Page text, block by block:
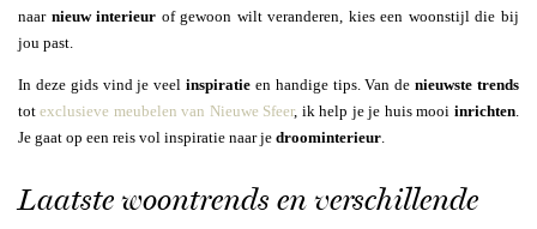
naar nieuw interieur of gewoon wilt veranderen, kies een woonstijl die bij
jou past.
In deze gids vind je veel inspiratie en handige tips. Van denieuwste trends
totexclusieve meubelen van Nieuwe Sfeer, ik help je je huis mooi inrichten.
Je gaat op een reis vol inspiratie naar je droominterieur
Laatste woontrends en verschillende